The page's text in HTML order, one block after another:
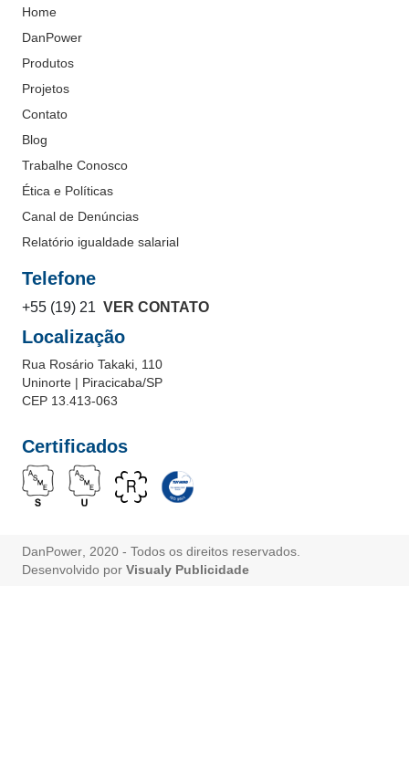
Home
DanPower
Produtos
Projetos
Contato
Blog
Trabalhe Conosco
Ética e Políticas
Canal de Denúncias
Relatório igualdade salarial
Telefone
+55 (19) 21 VER CONTATO
Localização
Rua Rosário Takaki, 110
Uninorte | Piracicaba/SP
CEP 13.413-063
Certificados
DanPower , 2020 - Todos os direitos reservados.
Desenvolvido por Visualy Publicidade